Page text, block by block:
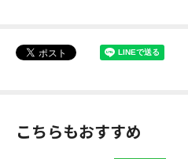
こちらもおすすめ